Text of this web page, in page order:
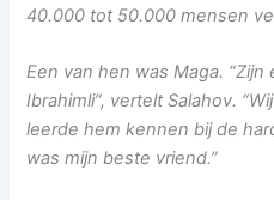
40.000 tot 50.000 mensen
Een van hen wasMaga. “Zijn
Ibrahimli”, vertelt Salahov.
leerde hem kennen bij de
was mijn beste vriend.”